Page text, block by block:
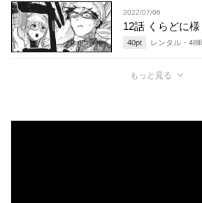
2022/07/06
12話 くらどに様
40pt レンタル・ 48
もっと見る